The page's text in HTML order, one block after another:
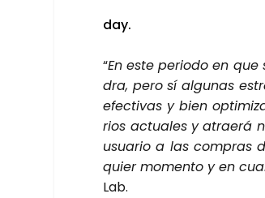
day.
“En este perio­do en
dra, pero sí algu­nas
efec­ti­vas y bien
rios actua­les y atrae­rá
usua­rio a las com­pras
quier momen­to y en
Lab.